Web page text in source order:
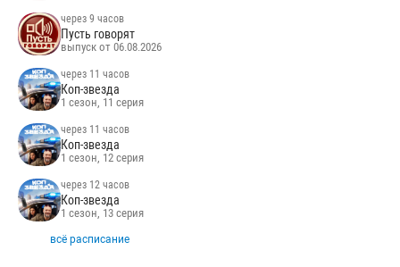
через 9 часов
Пусть говорят
выпуск от 06.08.2026
через 11 часов
Коп-звезда
1 сезон, 11 серия
через 11 часов
Коп-звезда
1 сезон, 12 серия
через 12 часов
Коп-звезда
1 сезон, 13 серия
всё расписание